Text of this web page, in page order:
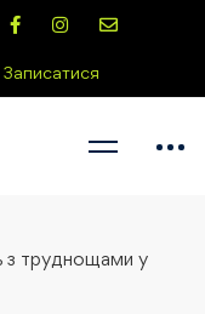
Записатися
з труднощами у